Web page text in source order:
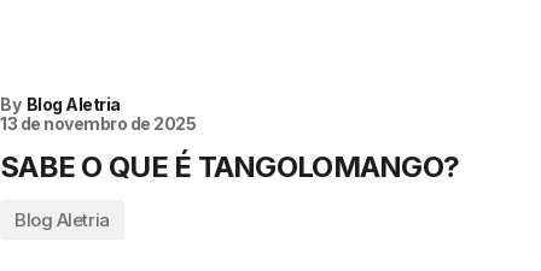
By Blog Aletria
13 de novembro de 2025
SABE O QUE É TANGOLOMANGO?
Blog Aletria